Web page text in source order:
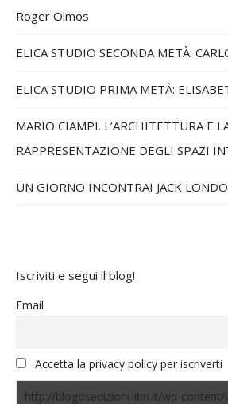
Roger Olmos
ELICA STUDIO SECONDA METÀ:
ELICA STUDIO PRIMA METÀ:
MARIO CIAMPI. L’ARCHITETTURA E
RAPPRESENTAZIONE DEGLI SPAZI
UN GIORNO INCONTRAI JACK
Iscriviti e segui il blog!
Email
Accetta la privacy policy per iscriverti